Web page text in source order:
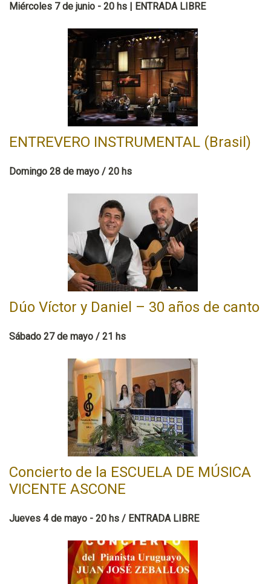
Miércoles 7 de junio - 20 hs | ENTRADA LIBRE
ENTREVERO INSTRUMENTAL (Brasil)
Domingo 28 de mayo / 20 hs
Dúo Víctor y Daniel – 30 años de canto
Sábado 27 de mayo / 21 hs
Concierto de la ESCUELA DE MÚSICA
VICENTE ASCONE
Jueves 4 de mayo - 20 hs / ENTRADA LIBRE